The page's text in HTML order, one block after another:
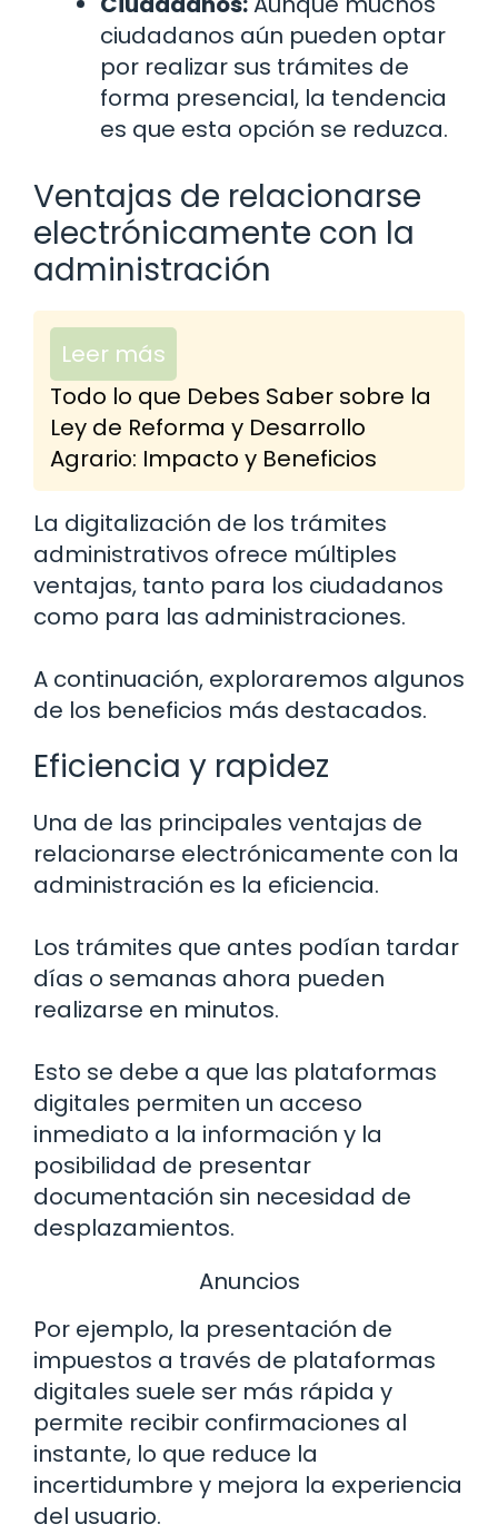
ciudadanos aún pueden optar
por realizar sus trámites de
forma presencial, la tendencia
es que esta opción se reduzca.
Ventajas de relacionarse
electrónicamente con la
administración
Leer más
Todo lo que Debes Saber sobre la
Ley de Reforma y Desarrollo
Agrario: Impacto y Beneficios
La digitalización de los trámites
administrativos ofrece múltiples
ventajas, tanto para los ciudadanos
como para las administraciones.
A continuación, exploraremos algunos
de los beneficios más destacados.
Eficiencia y rapidez
Una de las principales ventajas de
relacionarse electrónicamente con la
administración es la eficiencia.
Los trámites que antes podían tardar
días o semanas ahora pueden
realizarse en minutos.
Esto se debe a que las plataformas
digitales permiten un acceso
inmediato a la información y la
posibilidad de presentar
documentación sin necesidad de
desplazamientos.
Anuncios
Por ejemplo, la presentación de
impuestos a través de plataformas
digitales suele ser más rápida y
permite recibir confirmaciones al
instante, lo que reduce la
incertidumbre y mejora la experiencia
del usuario.